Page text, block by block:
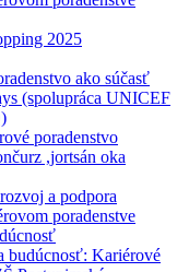
2025
ako súčasť
(spolupráca UNICEF
poradenstvo
,jortsán oka
a podpora
poradenstve
budúcnosť: Kariérové